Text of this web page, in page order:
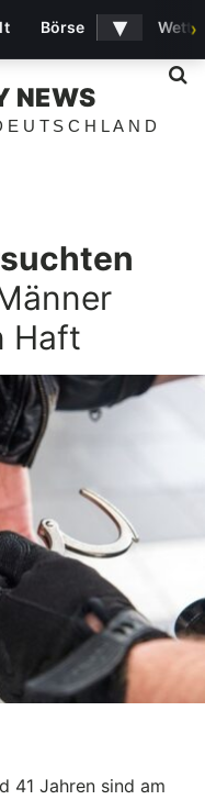
NEWS
Haft
41 Jahren sind am
Börse ▾ ›